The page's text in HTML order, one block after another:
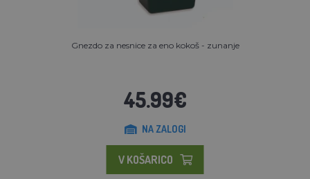
Gnezdo za nesnice za eno kokoš - zunanje
45.99€
NA ZALOGI
V KOŠARICO